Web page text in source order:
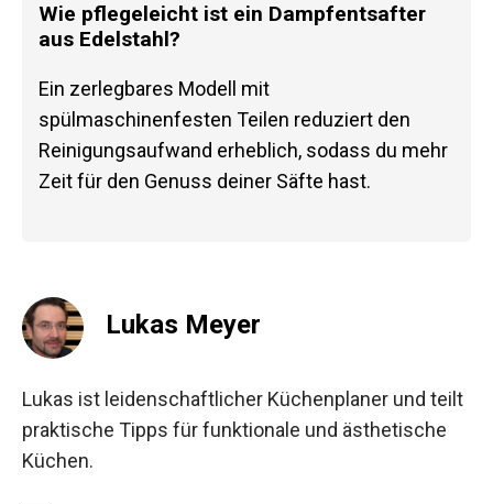
Wie pflegeleicht ist ein Dampfentsafter
aus Edelstahl?
Ein zerlegbares Modell mit
spülmaschinenfesten Teilen reduziert den
Reinigungsaufwand erheblich, sodass du mehr
Zeit für den Genuss deiner Säfte hast.
Lukas Meyer
Lukas ist leidenschaftlicher Küchenplaner und teilt
praktische Tipps für funktionale und ästhetische
Küchen.